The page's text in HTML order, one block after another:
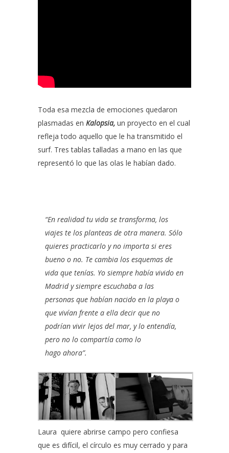
Toda esa mezcla de emociones quedaron
plasmadas en Kalopsia, un proyecto en el cual
refleja todo aquello que le ha transmitido el
surf. Tres tablas talladas a mano en las que
representó lo que las olas le habían dado.
“En realidad tu vida se transforma, los
viajes te los planteas de otra manera. Sólo
quieres practicarlo y no importa si eres
bueno o no. Te cambia los esquemas de
vida que tenías. Yo siempre había vivido en
Madrid y siempre escuchaba a las
personas que habían nacido en la playa o
que vivían frente a ella decir que no
podrían vivir lejos del mar, y lo entendía,
pero no lo compartía como lo
hago ahora”.
Laura quiere abrirse campo pero confiesa
que es difícil, el círculo es muy cerrado y para